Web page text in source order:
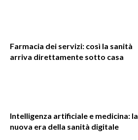
Farmacia dei servizi: così la sanità
arriva direttamente sotto casa
Intelligenza artificiale e medicina: la
nuova era della sanità digitale